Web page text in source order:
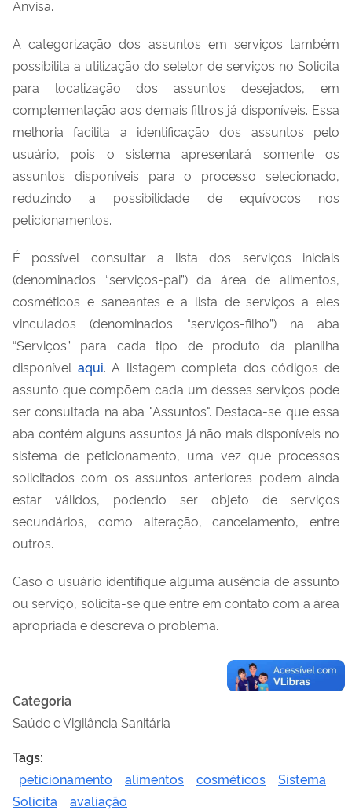
Anvisa.
A categorização dos assuntos em serviços também
possibilita a utilização do seletor de serviços no Solicita
para localização dos assuntos desejados, em
complementação aos demais filtros já disponíveis. Essa
melhoria facilita a identificação dos assuntos pelo
usuário, pois o sistema apresentará somente os
assuntos disponíveis para o processo selecionado,
reduzindo a possibilidade de equívocos nos
peticionamentos.
É possível consultar a lista dos serviços iniciais
(denominados “serviços-pai”) da área de alimentos,
cosméticos e saneantes e a lista de serviços a eles
vinculados (denominados “serviços-filho”) na aba
“Serviços” para cada tipo de produto da planilha
disponível aqui. A listagem completa dos códigos de
assunto que compõem cada um desses serviços pode
ser consultada na aba "Assuntos". Destaca-se que essa
aba contém alguns assuntos já não mais disponíveis no
sistema de peticionamento, uma vez que processos
solicitados com os assuntos anteriores podem ainda
estar válidos, podendo ser objeto de serviços
secundários, como alteração, cancelamento, entre
outros.
Caso o usuário identifique alguma ausência de assunto
ou serviço, solicita-se que entre em contato com a área
apropriada e descreva o problema.
Categoria
Saúde e Vigilância Sanitária
Tags:
peticionamento
alimentos cosméticos
Sistema
Solicita
avaliação